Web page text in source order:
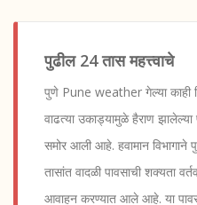
पुढील 24 तास महत्त्वाचे
पुणे Pune weather गेल्या काही
वाढत्या उकाड्यामुळे हैराण झालेल्या
समोर आली आहे. हवामान
तासांत वादळी पावसाची शक्यता
आवाहन करण्यात आले आहे. या